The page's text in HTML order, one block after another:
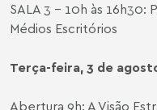
SALA 3 – 10h às 16h30:
Médios Escritórios
Terça-feira, 3 de
Abertura 9h: A Visão